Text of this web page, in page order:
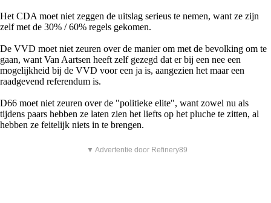
Het CDA moet niet zeggen de uitslag serieus te nemen, want ze zijn
zelf met de 30% / 60% regels gekomen.
De VVD moet niet zeuren over de manier om met de bevolking om te
gaan, want Van Aartsen heeft zelf gezegd dat er bij een nee een
mogelijkheid bij de VVD voor een ja is, aangezien het maar een
raadgevend referendum is.
D66 moet niet zeuren over de "politieke elite", want zowel nu als
tijdens paars hebben ze laten zien het liefts op het pluche te zitten, al
hebben ze feitelijk niets in te brengen.
▼ Advertentie door Refinery89